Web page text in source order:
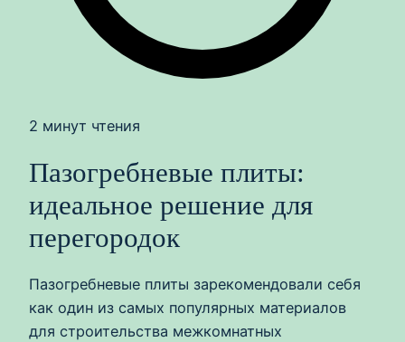
2 минут чтения
Пазогребневые плиты:
идеальное решение для
перегородок
Пазогребневые плиты зарекомендовали себя
как один из самых популярных материалов
для строительства межкомнатных